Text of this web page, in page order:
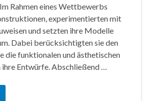
Rahmen eines Wettbewerbs
experimentierten mit
und setzten ihre Modelle
Dabei berücksichtigten sie den
die funktionalen und ästhetischen
Entwürfe. Abschließend …